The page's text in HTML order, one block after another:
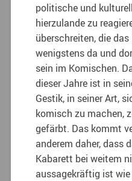
politische und
hierzulande zu
überschreiten, die
wenigstens da und
sein im Komischen.
dieser Jahre ist in
Gestik, in seiner Art,
komisch zu machen,
gefärbt. Das kommt
anderem daher, dass
Kabarett bei weitem
aussagekräftig ist wie